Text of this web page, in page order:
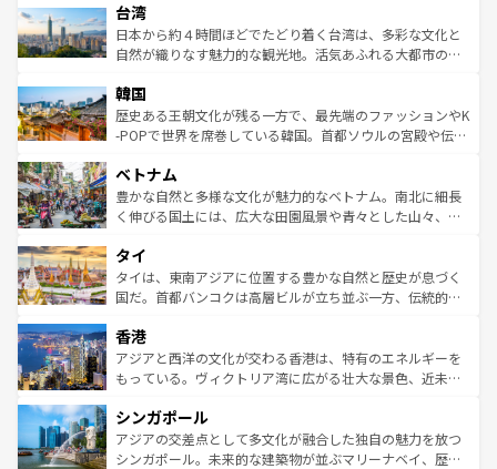
ならではの贅沢な旅のスタイルだ。 なお、新着のアメリカ
情報はコンテンツ一覧を参照してほしい。
れるおもてなしの心で訪れる人々を迎えてくれるハワイの
人々、おいしいローカルフードやハワイアンミュージッ
ク、伝統的なフラダンスなど、すべてがハワイの魅力を彩
ワイを、存分に味わってほしい。 なお、新着のハワイ情報
はコンテンツ一覧を参照してほしい。
リアリーフや大陸中央部にそびえるウルル（エアーズロッ
ク）、タスマニアの美しい原生林やケアンズの熱帯雨林な
ど、見どころがたくさん。また、カフェやワイン、オージ
いる。アクティビティも充実しており、サーフィンやダイ
ビング、ハイキングなど、アウトドア好きにはたまらな
い。オーストラリアの多彩な魅力を存分に味わいつくそ
参照してほしい。
台湾
日本から約４時間ほどでたどり着く台湾は、多彩な文化と
自然が織りなす魅力的な観光地。活気あふれる大都市の台
ン）、静ひつな山岳地帯である台湾東部など、都市の喧騒
と山間の静けさが共存しており、訪れる人に新しい発見と
驚きをもたらしてくれる。また、奥深い台湾の食文化も魅
容にもいいと評判のスイーツなど、バラエティ豊かな料理
が味わえる。 なお、新着の台湾情報は コンテンツ一覧を参
照してほしい。
韓国
歴史ある王朝文化が残る一方で、最先端のファッションやK
-POPで世界を席巻している韓国。首都ソウルの宮殿や伝統
き、地方に足を延ばせば四季折々の自然美を楽しむことが
できる。そして、キムチや焼肉、絶品のストリートフード
まで、さまざまな韓国料理が待っている。夜には、韓国な
リティに包まれながら、韓国の多彩な魅力を心ゆくまで味
わってみてほしい。 なお、新着の韓国情報はコンテンツ一
覧を参照してほしい。
ベトナム
豊かな自然と多様な文化が魅力的なベトナム。南北に細長
く伸びる国土には、広大な田園風景や青々とした山々、世
急速な発展と共に伝統が息づく。ハノイの古い町並みやホ
ーチミン市のフランス統治時代の建物も、独特の雰囲気を
醸し出している。また、バラエティの豊かさとおいしさで
とつ。フォーやバインミー、ベトナムコーヒーなどは、ぜ
ひ現地で味わいたい。どの地域を訪れてもあたたかい人々
が旅行者を迎えてくれるので、きっと忘れられない旅にな
参照してほしい。
タイ
タイは、東南アジアに位置する豊かな自然と歴史が息づく
国だ。首都バンコクは高層ビルが立ち並ぶ一方、伝統的な
の活気が交差している。北部ではチェンマイなどの山岳地
帯で自然と触れ合い、南部ではプーケットやクラビの美し
いビーチでリゾート気分を楽しむことができる。タイ料理
激する。気候は一年中温暖で、どの季節にも異なる楽しみ
が待っている。親しみやすいタイの人々、仏教を中心とし
た文化、そして多様な観光資源が、訪れる旅人を魅了し続
香港
アジアと西洋の文化が交わる香港は、特有のエネルギーを
もっている。ヴィクトリア湾に広がる壮大な景色、近未来
み、どこを訪れても感動するはず。観光スポットが密集し
ており、効率よく見どころを回れるのも魅力。息をのむよ
うな絶景から文化的な体験まで、香港を存分に楽しみ尽く
シンガポール
アジアの交差点として多文化が融合した独自の魅力を放つ
シンガポール。未来的な建築物が並ぶマリーナベイ、歴史